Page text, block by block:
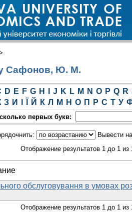
Сафонов, Ю. М.
D E F G H J K L M N O P Q R
З И Й К Л М Н О П Р С Т У
первых букв:
Вывести
Отображение результатов 1 до 1 из
обслуговування в умовах
Отображение результатов 1 до 1 из